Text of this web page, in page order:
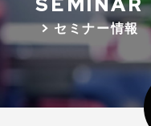
> セミナー情報